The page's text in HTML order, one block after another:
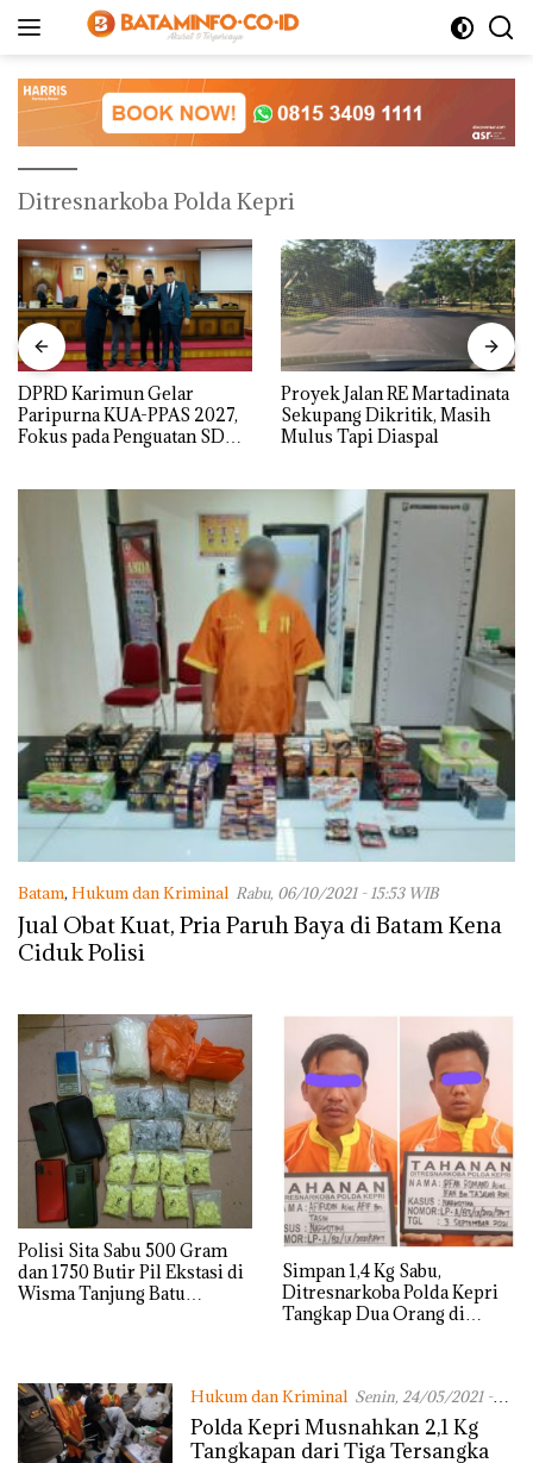
Ditresnarkoba Polda Kepri
DPRD Karimun Gelar
Paripurna KUA-PPAS 2027,
Fokus pada Penguatan SDM,
Proyek Jalan RE Martadinata
Sekupang Dikritik, Masih
Mulus Tapi Diaspal
Batam, Hukum dan Kriminal Rabu, 06/10/2021 - 15:53 WIB
Jual Obat Kuat, Pria Paruh Baya di Batam Kena
Ciduk Polisi
Polisi Sita Sabu 500 Gram
dan 1750 Butir Pil Ekstasi di
Wisma Tanjung Batu
Simpan 1,4 Kg Sabu,
Ditresnarkoba Polda Kepri
Tangkap Dua Orang di
Hukum dan Kriminal Senin, 24/05/2021 -
13:38 WIB
Polda Kepri Musnahkan 2,1 Kg
Tangkapan dari Tiga Tersangka